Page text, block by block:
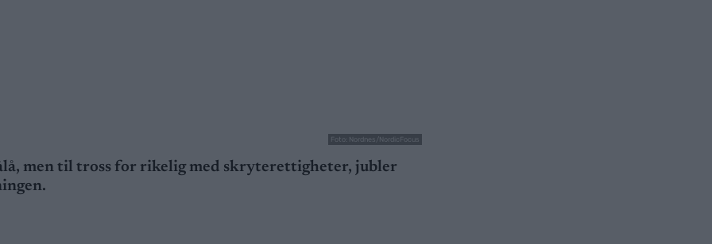
Foto: Nordnes/NordicFocus
men til tross for rikelig med skryterettigheter, jubler